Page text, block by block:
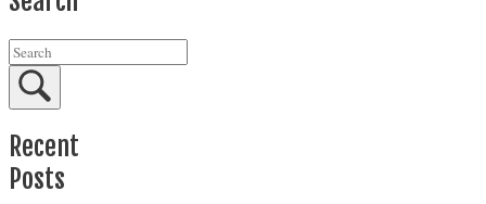
Recent
Posts